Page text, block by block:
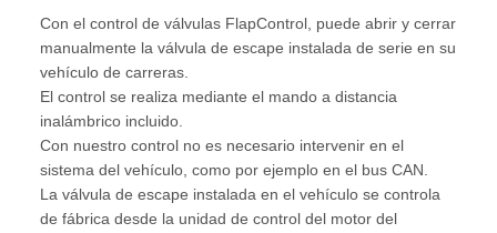
Con el control de válvulas FlapControl, puede abrir y cerrar
manualmente la válvula de escape instalada de serie en su
vehículo de carreras.
El control se realiza mediante el mando a distancia
inalámbrico incluido.
Con nuestro control no es necesario intervenir en el
sistema del vehículo, como por ejemplo en el bus CAN.
La válvula de escape instalada en el vehículo se controla
de fábrica desde la unidad de control del motor del